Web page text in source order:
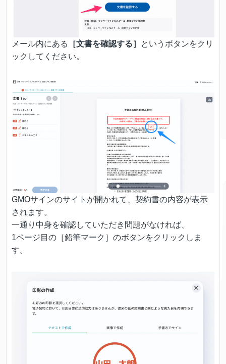
メール内にある ［文書を確認する］
というボタンをクリ
ックしてください。
GMOサインのサイトが開かれて、契約書の内容が表示
されます。
一通り中身を確認していただき問題がなければ、
1ページ目の［鉛筆マーク］のボタンをクリックしま
す。